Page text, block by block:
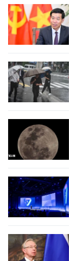
Media Môi
Ảnh
TIN MỚI
Trung du
Đồng bằng
Bắc Trung Bộ
Duyên hải
Nguyên
Đông Nam Bộ
Đồng bằng